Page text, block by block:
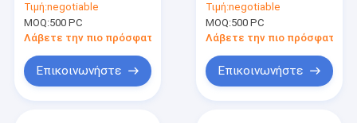
μανικιών παλετών
εμπορευματοκιβωτίων
πακέτων
Τιμή:negotiable
MOQ:500 PC
Λάβετε την πιο πρόσφατη τιμή
Επικοινωνήστε
15mm
Τιμή:negotiable
MOQ:500 PC
Λάβετε την πιο πρόσφατη
Επικοινωνήστε